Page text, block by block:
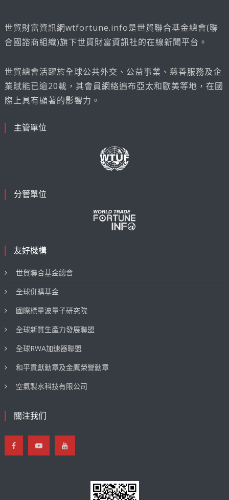
世貿財富資訊網wtfortune.info是世貿聯合基金總會(聯
合國諮商組織)旗下世貿財富資訊社的在線新聞平台。
世貿總會活躍於全球公共外交、公益事業、慈善服務及企
業賦能已逾20載，其會員網絡遍布亞太和歐美等地，在國
際上具有顯著的影響力。
主管單位
分管單位
友好機構
世貿聯合基金總會
全球併購基金
國際標量波量子研究院
全球新質生產力發展聯盟
全球RWA加速器聯盟
和平貢獻勳章及金鷹榮譽勳章
空氣製水科技有限公司
關注我们